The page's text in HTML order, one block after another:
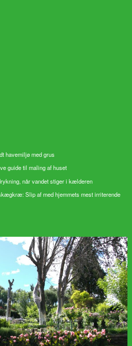
havemiljø med grus
guide til maling af huset
når vandet stiger i kælderen
Slip af med hjemmets mest irriterende